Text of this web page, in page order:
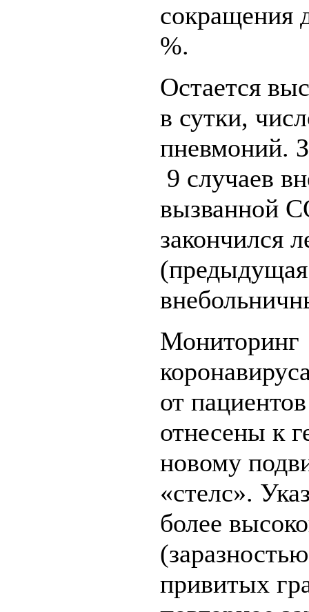
сокращения
%.
Остается
в сутки,
пневмоний.
9 случаев
вызванной
закончился
(предыдущая
Мониторинг
от
отнесены к
новому
«стелс».
более
привитых